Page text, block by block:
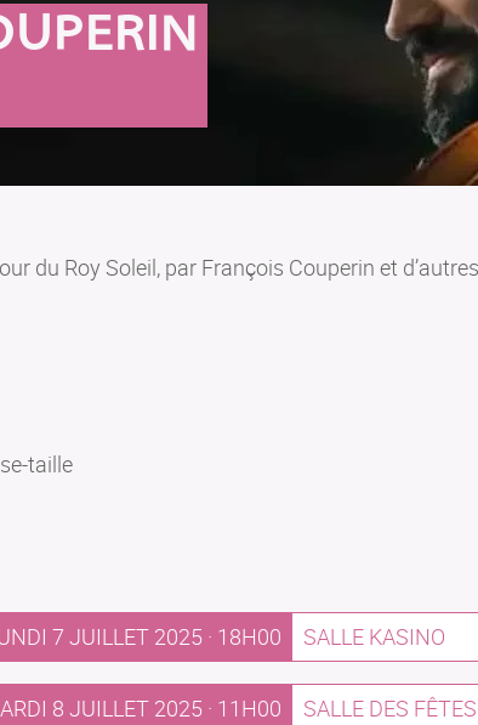
du Roy Soleil, par François Couperin et
taille
7 JUILLET 2025 · 18H00 SALLE KASINO
8 JUILLET 2025 · 11H00 SALLE DES